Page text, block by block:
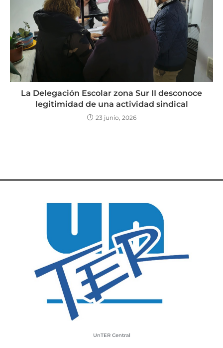
La Delegación Escolar zona Sur II desconoce
legitimidad de una actividad sindical
23 junio, 2026
UnTER Central